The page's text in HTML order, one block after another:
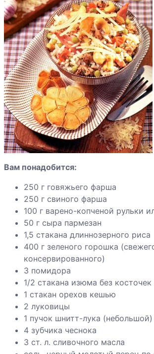
Говядина по-
бургундски
Говядина с
галетами
Говядина с
кабачками
Говядина с
маринованная в
пиве
Говяжьи
ребрышки с
шампиньонами
Грибы «фри» с
чесночным
соусом
Гуляш из
сосисок с
грибами
Вам понадобится:
250 г говяжьего фарша
250 г свиного фарша
100 г варено-копченой рульки
50 г сыра пармезан
1,5 стакана длиннозерного риса
400 г зеленого горошка
консервированного)
3 помидора
1/2 стакана изюма без косточек
1 стакан орехов кешью
2 луковицы
1 пучок шнитт-лука (небольшой)
4 зубчика чеснока
3 ст. л. сливочного масла